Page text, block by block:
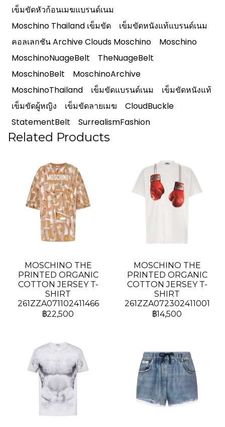
เข็มขัดหัวก้อนเมฆแบรนด์เนม
Moschino Thailand เข็มขัด
เข็มขัดหนังแท้แบรนด์เนม
คอลเลกชัน Archive Clouds Moschino
Moschino
MoschinoNuageBelt
TheNuageBelt
MoschinoBelt
MoschinoArchive
MoschinoThailand
เข็มขัดแบรนด์เนม
เข็มขัดหนังแท้
เข็มขัดผู้หญิง
เข็มขัดลายเมฆ
CloudBuckle
StatementBelt
SurrealismFashion
Related Products
MOSCHINO THE
PRINTED ORGANIC
COTTON JERSEY T-
SHIRT
261ZZA071102411466
฿22,500
MOSCHINO THE
PRINTED ORGANIC
COTTON JERSEY T-
SHIRT
261ZZA072302411001
฿14,500